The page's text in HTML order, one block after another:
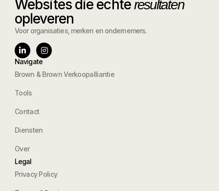
Websites die echteresultaten
opleveren
Voor organisaties, merken en ondernemers.
Navigate
Brown & Brown Verkoopalliantie
Tools
Contact
Diensten
Over
Legal
Privacy Policy